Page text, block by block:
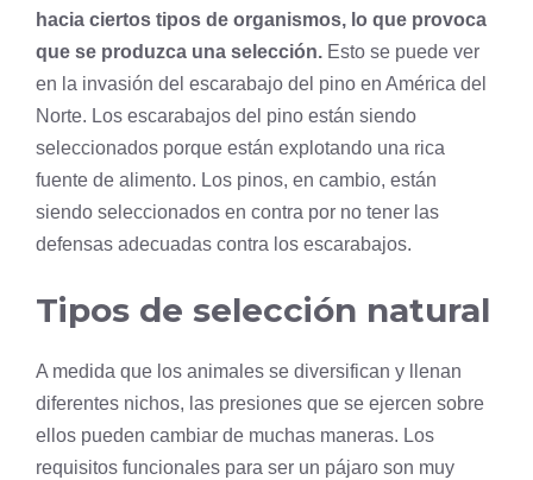
hacia ciertos tipos de organismos, lo que provoca
que se produzca una selección. Esto se puede ver
en la invasión del escarabajo del pino en América del
Norte. Los escarabajos del pino están siendo
seleccionados porque están explotando una rica
fuente de alimento. Los pinos, en cambio, están
siendo seleccionados en contra por no tener las
defensas adecuadas contra los escarabajos.
Tipos de selección natural
A medida que los animales se diversifican y llenan
diferentes nichos, las presiones que se ejercen sobre
ellos pueden cambiar de muchas maneras. Los
requisitos funcionales para ser un pájaro son muy